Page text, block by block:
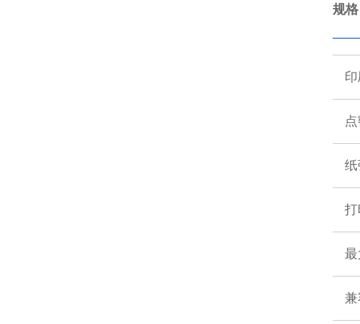
规格
纸
打
最
兼